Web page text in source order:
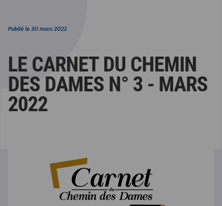
Publié le 30 mars 2022
LE CARNET DU CHEMIN
DES DAMES N° 3 - MARS
2022